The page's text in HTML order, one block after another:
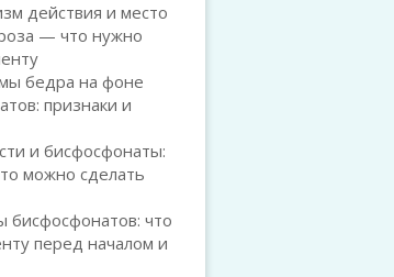
действия и место
— что нужно
бедра на фоне
признаки и
и бисфосфонаты:
можно сделать
что
перед началом и